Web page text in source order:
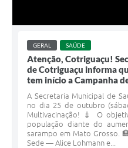
GERAL SAÚDE
Atenção, Cotriguaçu!
de Cotriguaçu informa
tem início a Campanha
A Secretaria Municipal de
no dia 25 de outubro
Multivacinação! 💉 O
população diante do
sarampo em Mato Grosso.
Sede — Alice Lohmann e...